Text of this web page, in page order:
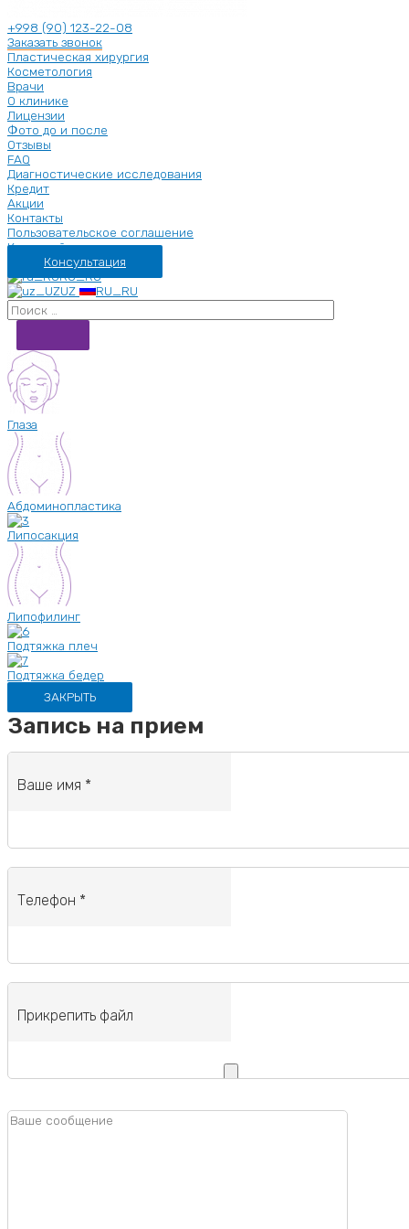
+998 (90) 123-22-08
Заказать звонок
Пластическая хирургия
Косметология
Врачи
О клинике
Лицензии
Фото до и после
Отзывы
FAQ
Диагностические исследования
Кредит
Акции
Контакты
Пользовательское соглашение
Карта сайта
Консультация
RU_RU
UZ
RU_RU
Глаза
Абдоминопластика
Липосакция
Липофилинг
Подтяжка плеч
Подтяжка бедер
ЗАКРЫТЬ
Запись на прием
Ваше имя *
Телефон *
Прикрепить файл